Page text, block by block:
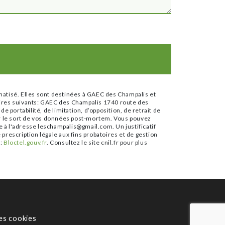
Elles sont destinées à GAEC des Champalis et
suivants: GAEC des Champalis 1740 route des
portabilité, de limitation, d’opposition, de retrait de
sort de vos données post-mortem. Vous pouvez
l'adresse leschampalis@gmail.com. Un justificatif
légale aux fins probatoires et de gestion
Bloctel.gouv.fr . Consultez le site cnil.fr pour plus
cookies